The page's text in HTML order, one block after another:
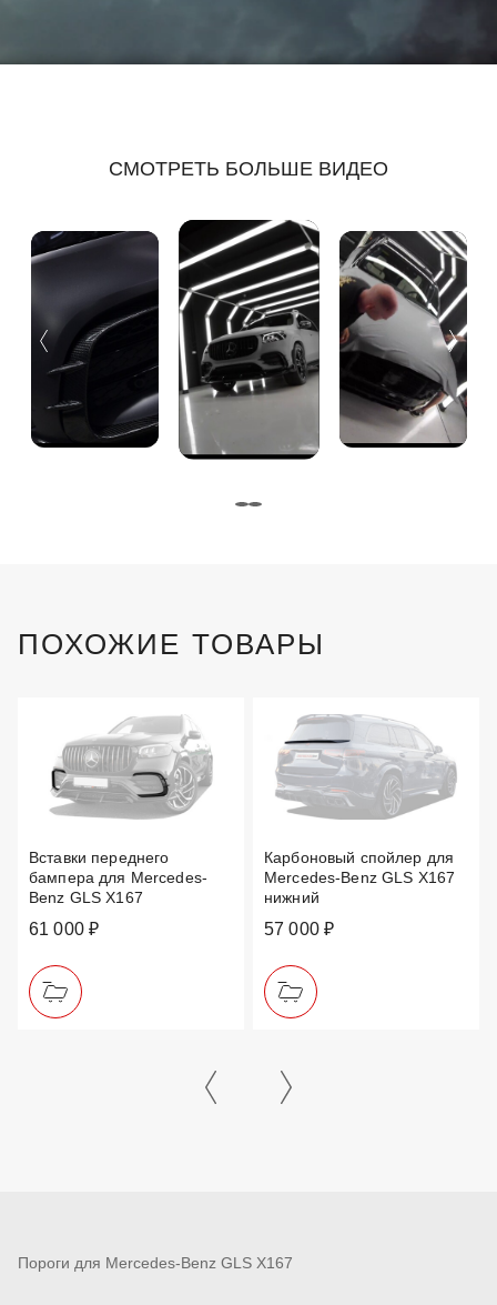
СМОТРЕТЬ БОЛЬШЕ ВИДЕО
ПОХОЖИЕ ТОВАРЫ
Вставки переднего
бампера для Mercedes-
Benz GLS X167
61 000 ₽
Карбоновый спойлер для
Mercedes-Benz GLS X167
нижний
57 000 ₽
Пороги для Mercedes-Benz GLS X167